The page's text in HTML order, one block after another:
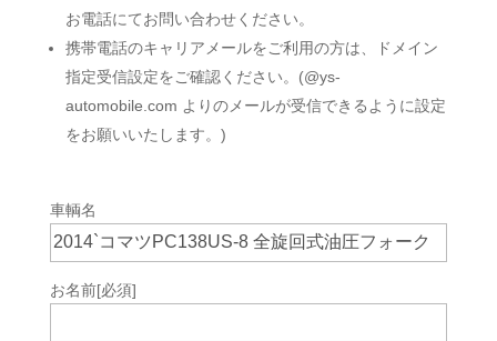
お電話にてお問い合わせください。
携帯電話のキャリアメールをご利用の方は、ドメイン
指定受信設定をご確認ください。(@ys-
automobile.com よりのメールが受信できるように設定
をお願いいたします。)
車輌名
お名前[必須]